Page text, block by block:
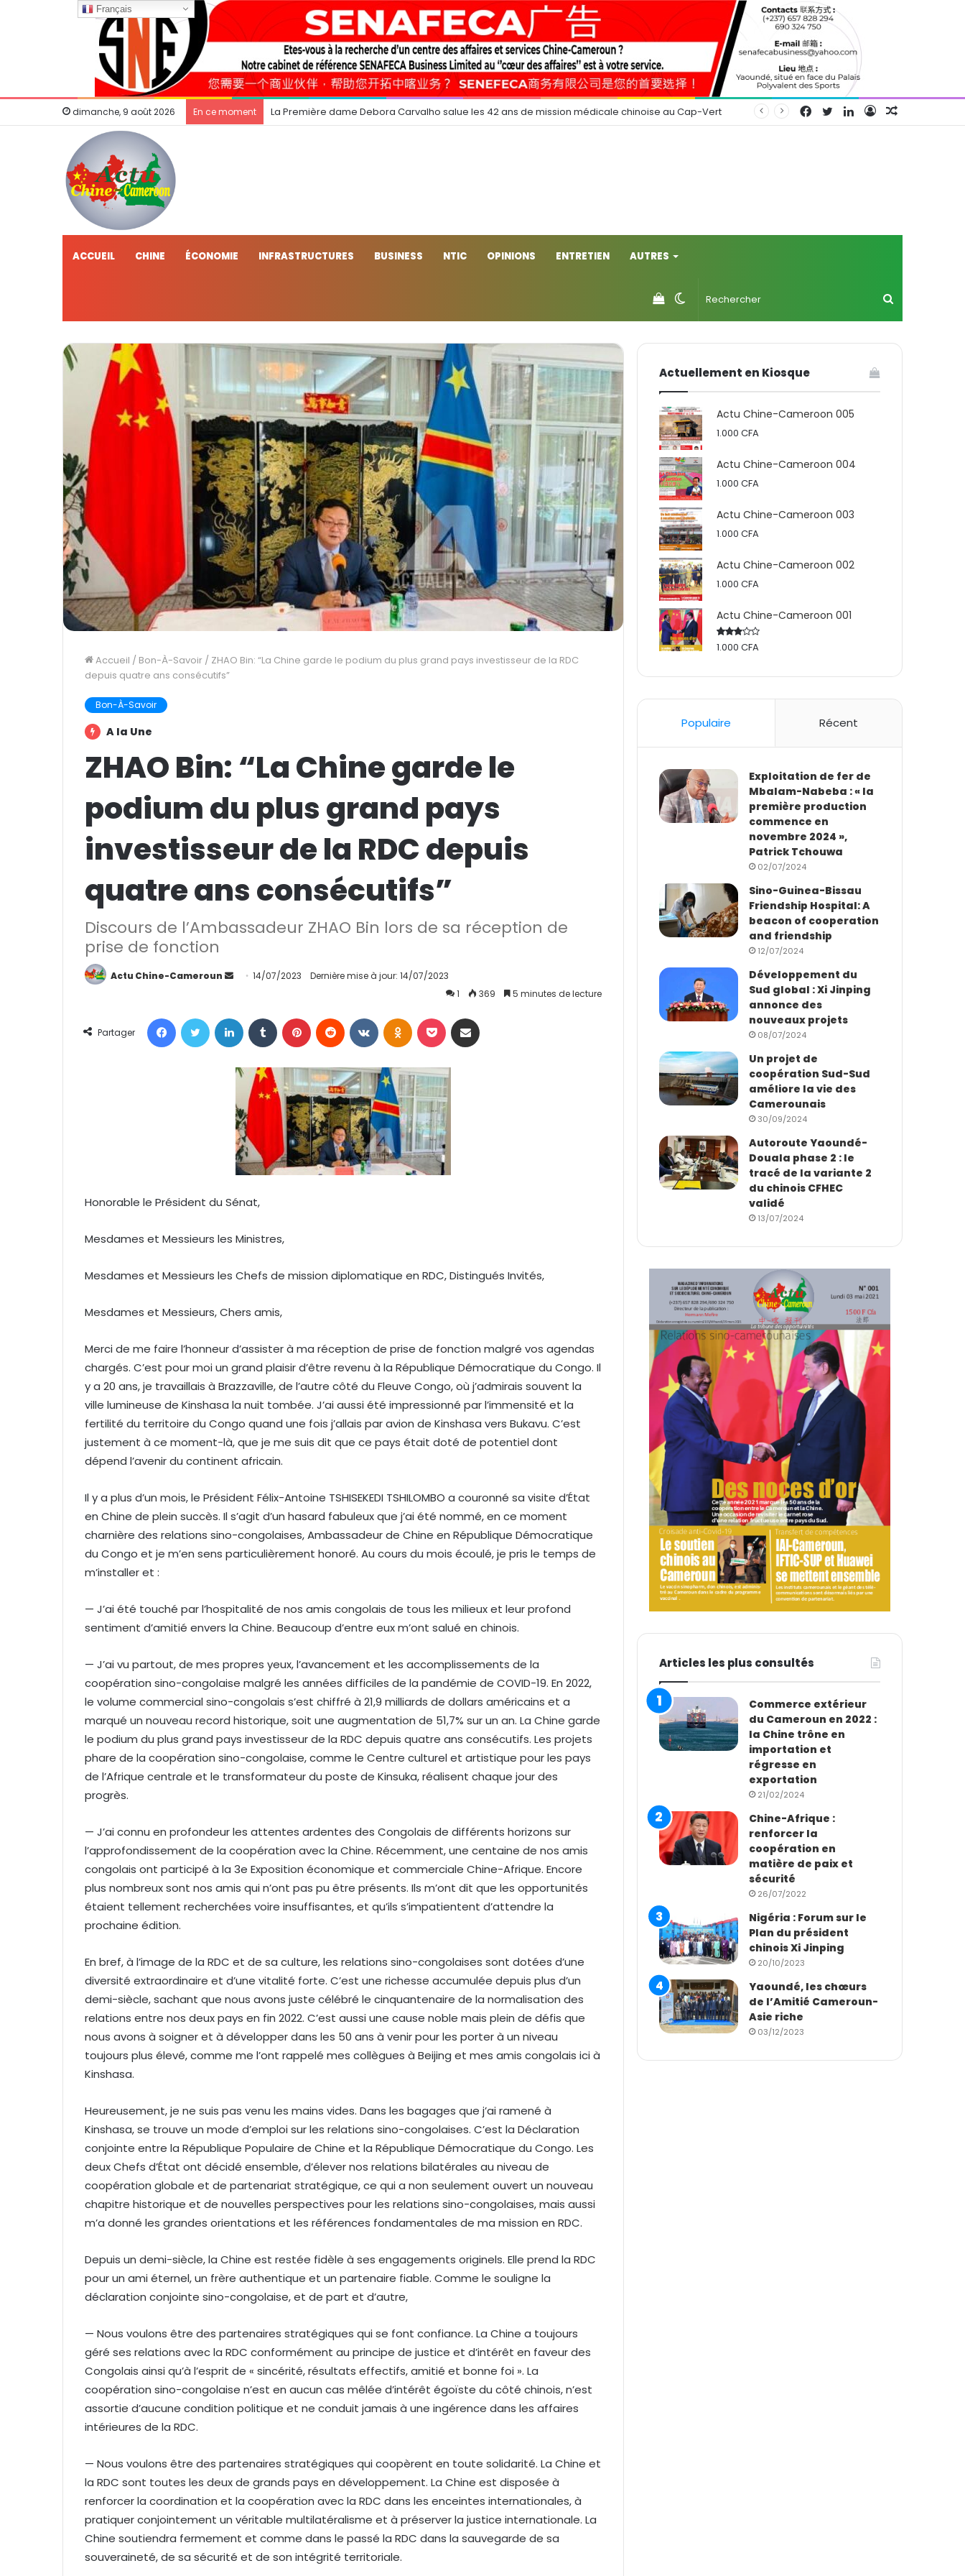
dimanche, 9 août 2026 En ce moment La Première dame Debora Carvalho salue les 42 ans de mission médicale chinoise au Cap-Vert Connexion
Linkedin
Twitter
Facebook
ACCUEIL CHINE ÉCONOMIE INFRASTRUCTURES BUSINESS NTIC OPINIONS ENTRETIEN AUTRES
Switch
skin
Voir
votre
Accueil / Bon-À-Savoir / ZHAO Bin: “La Chine garde le podium du plus grand pays investisseur de la RDC
depuis quatre ans consécutifs”
Bon-À-Savoir
A la Une
ZHAO Bin: “La Chine garde le
podium du plus grand pays
investisseur de la RDC depuis
quatre ans consécutifs”
Discours de l’Ambassadeur ZHAO Bin lors de sa réception de
prise de fonction
Actu Chine-Cameroun
y
n
c
o
u
r
e
14/07/2023
Dernière mise à jour: 14/07/2023
1
369 5 minutes de lecture
Partager
Honorable le Président du Sénat,
Mesdames et Messieurs les Ministres,
Mesdames et Messieurs les Chefs de mission diplomatique en RDC, Distingués Invités,
Mesdames et Messieurs, Chers amis,
Merci de me faire l’honneur d’assister à ma réception de prise de fonction malgré vos agendas
chargés. C’est pour moi un grand plaisir d’être revenu à la République Démocratique du Congo. Il
y a 20 ans, je travaillais à Brazzaville, de l’autre côté du Fleuve Congo, où j’admirais souvent la
ville lumineuse de Kinshasa la nuit tombée. J’ai aussi été impressionné par l’immensité et la
fertilité du territoire du Congo quand une fois j’allais par avion de Kinshasa vers Bukavu. C’est
justement à ce moment-là, que je me suis dit que ce pays était doté de potentiel dont
dépend l’avenir du continent africain.
Il y a plus d’un mois, le Président Félix-Antoine TSHISEKEDI TSHILOMBO a couronné sa visite d’État
en Chine de plein succès. Il s’agit d’un hasard fabuleux que j’ai été nommé, en ce moment
charnière des relations sino-congolaises, Ambassadeur de Chine en République Démocratique
du Congo et je m’en sens particulièrement honoré. Au cours du mois écoulé, je pris le temps de
m’installer et :
— J’ai été touché par l’hospitalité de nos amis congolais de tous les milieux et leur profond
sentiment d’amitié envers la Chine. Beaucoup d’entre eux m’ont salué en chinois.
— J’ai vu partout, de mes propres yeux, l’avancement et les accomplissements de la
coopération sino-congolaise malgré les années difficiles de la pandémie de COVID-19. En 2022,
le volume commercial sino-congolais s’est chiffré à 21,9 milliards de dollars américains et a
marqué un nouveau record historique, soit une augmentation de 51,7% sur un an. La Chine garde
le podium du plus grand pays investisseur de la RDC depuis quatre ans consécutifs. Les projets
phare de la coopération sino-congolaise, comme le Centre culturel et artistique pour les pays
de l’Afrique centrale et le transformateur du poste de Kinsuka, réalisent chaque jour des
progrès.
— J’ai connu en profondeur les attentes ardentes des Congolais de différents horizons sur
l’approfondissement de la coopération avec la Chine. Récemment, une centaine de nos amis
congolais ont participé à la 3e Exposition économique et commerciale Chine-Afrique. Encore
plus nombreux sont nos amis qui n’ont pas pu être présents. Ils m’ont dit que les opportunités
étaient tellement recherchées voire insuffisantes, et qu’ils s’impatientent d’attendre la
prochaine édition.
En bref, à l’image de la RDC et de sa culture, les relations sino-congolaises sont dotées d’une
diversité extraordinaire et d’une vitalité forte. C’est une richesse accumulée depuis plus d’un
demi-siècle, sachant que nous avons juste célébré le cinquantenaire de la normalisation des
relations entre nos deux pays en fin 2022. C’est aussi une cause noble mais plein de défis que
nous avons à soigner et à développer dans les 50 ans à venir pour les porter à un niveau
toujours plus élevé, comme me l’ont rappelé mes collègues à Beijing et mes amis congolais ici à
Kinshasa.
Heureusement, je ne suis pas venu les mains vides. Dans les bagages que j’ai ramené à
Kinshasa, se trouve un mode d’emploi sur les relations sino-congolaises. C’est la Déclaration
conjointe entre la République Populaire de Chine et la République Démocratique du Congo. Les
deux Chefs d’État ont décidé ensemble, d’élever nos relations bilatérales au niveau de
coopération globale et de partenariat stratégique, ce qui a non seulement ouvert un nouveau
chapitre historique et de nouvelles perspectives pour les relations sino-congolaises, mais aussi
m’a donné les grandes orientations et les références fondamentales de ma mission en RDC.
Depuis un demi-siècle, la Chine est restée fidèle à ses engagements originels. Elle prend la RDC
pour un ami éternel, un frère authentique et un partenaire fiable. Comme le souligne la
déclaration conjointe sino-congolaise, et de part et d’autre,
— Nous voulons être des partenaires stratégiques qui se font confiance. La Chine a toujours
géré ses relations avec la RDC conformément au principe de justice et d’intérêt en faveur des
Congolais ainsi qu’à l’esprit de « sincérité, résultats effectifs, amitié et bonne foi ». La
coopération sino-congolaise n’est en aucun cas mêlée d’intérêt égoïste du côté chinois, n’est
assortie d’aucune condition politique et ne conduit jamais à une ingérence dans les affaires
intérieures de la RDC.
— Nous voulons être des partenaires stratégiques qui coopèrent en toute solidarité. La Chine et
la RDC sont toutes les deux de grands pays en développement. La Chine est disposée à
renforcer la coordination et la coopération avec la RDC dans les enceintes internationales, à
pratiquer conjointement un véritable multilatéralisme et à préserver la justice internationale. La
Chine soutiendra fermement et comme dans le passé la RDC dans la sauvegarde de sa
souveraineté, de sa sécurité et de son intégrité territoriale.
Actuellement en Kiosque
Actu Chine-Cameroon 005
1.000CFA
Actu Chine-Cameroon 004
1.000CFA
Actu Chine-Cameroon 003
1.000CFA
Actu Chine-Cameroon 002
1.000CFA
Actu Chine-Cameroon 001
Rated
1.000CFA
Populaire Récent
Exploitation de fer de
Mbalam-Nabeba : « la
première production
commence en
novembre 2024 »,
Patrick Tchouwa
02/07/2024
Sino-Guinea-Bissau
Friendship Hospital: A
beacon of cooperation
and friendship
12/07/2024
Développement du
Sud global : Xi Jinping
annonce des
nouveaux projets
08/07/2024
Un projet de
coopération Sud-Sud
améliore la vie des
Camerounais
30/09/2024
Autoroute Yaoundé-
Douala phase 2 : le
tracé de la variante 2
du chinois CFHEC
validé
13/07/2024
Articles les plus consultés
Commerce extérieur
du Cameroun en 2022 :
la Chine trône en
importation et
régresse en
exportation
21/02/2024
Chine-Afrique :
renforcer la
coopération en
matière de paix et
sécurité
26/07/2022
Nigéria : Forum sur le
Plan du président
chinois Xi Jinping
20/10/2023
Yaoundé, les chœurs
de l’Amitié Cameroun-
Asie riche
03/12/2023
Français